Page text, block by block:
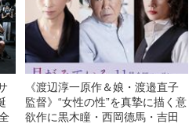
《渡辺淳一原作＆娘・渡邉直子
監督》“女性の性”を真摯に描く意
欲作に黒木瞳・西岡德馬・吉田